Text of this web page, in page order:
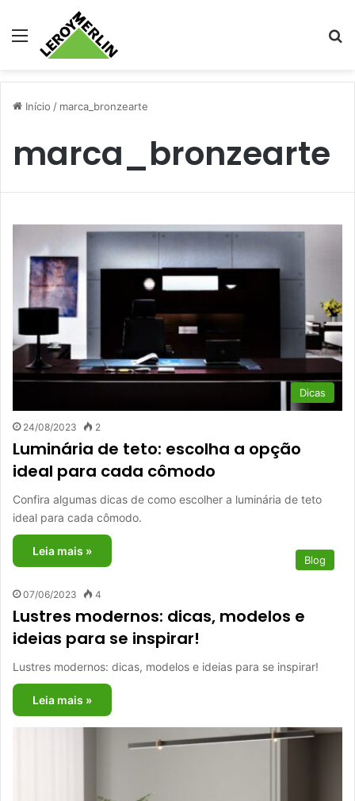
Menu
Início / marca_bronzearte
marca_bronzearte
Dicas
24/08/2023 2
Luminária de teto: escolha a opção
ideal para cada cômodo
Confira algumas dicas de como escolher a luminária de teto
ideal para cada cômodo.
Leia mais »
Blog
07/06/2023 4
Lustres modernos: dicas, modelos e
ideias para se inspirar!
Lustres modernos: dicas, modelos e ideias para se inspirar!
Leia mais »